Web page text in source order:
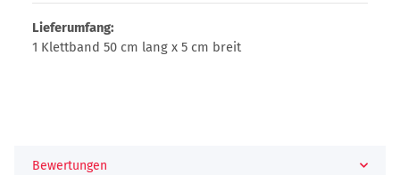
Lieferumfang:
1 Klettband 50 cm lang x 5 cm breit
Bewertungen